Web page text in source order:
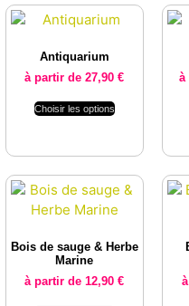
Antiquarium
à partir de27,90€
Choisir les options
à
Bois de sauge & Herbe
Marine
à partir de12,90€